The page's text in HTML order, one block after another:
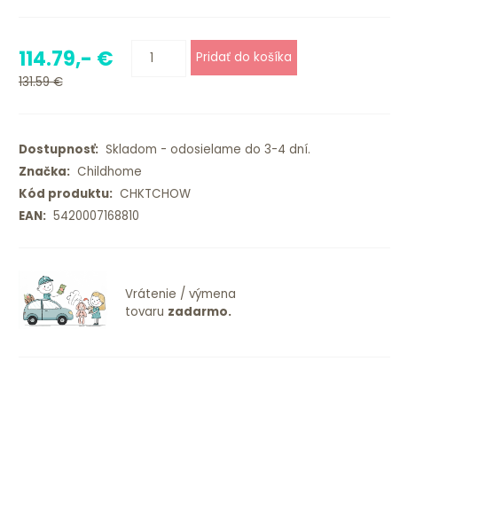
114.79,- €
131.59 €
Dostupnosť:Skladom - odosielame do 3-4 dní.
Značka:Childhome
Kód produktu:CHKTCHOW
EAN:5420007168810
Vrátenie / výmena
tovaru zadarmo.